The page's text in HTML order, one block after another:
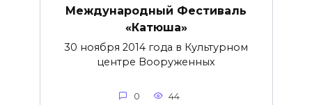
Международный Фестиваль
«Катюша»
30 ноября 2014 года в Культурном
центре Вооруженных
0 44